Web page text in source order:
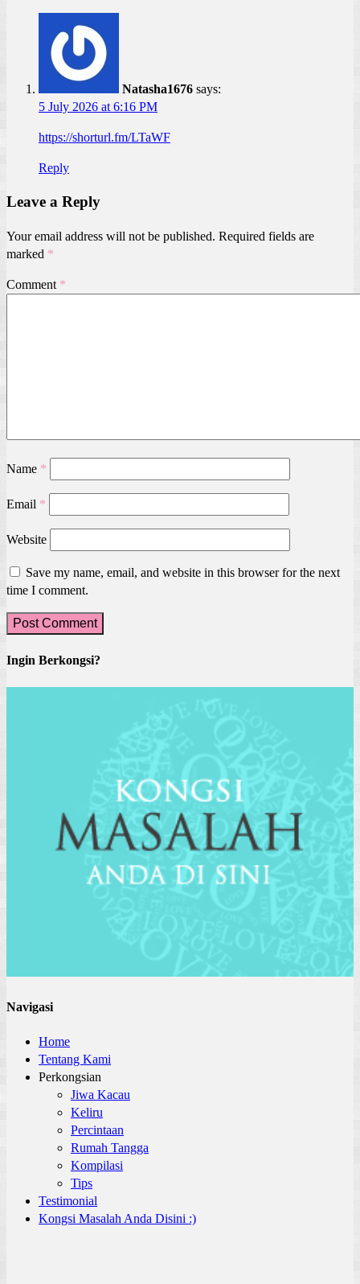
Natasha1676 says:
5 July 2026 at 6:16 PM
https://shorturl.fm/LTaWF
Reply
Leave a Reply
Your email address will not be published. Required fields are
marked *
Comment *
Name *
Email *
Website
Save my name, email, and website in this browser for the next
time I comment.
Ingin Berkongsi?
Navigasi
Home
Tentang Kami
Perkongsian
Jiwa Kacau
Keliru
Percintaan
Rumah Tangga
Kompilasi
Tips
Testimonial
Kongsi Masalah Anda Disini :)